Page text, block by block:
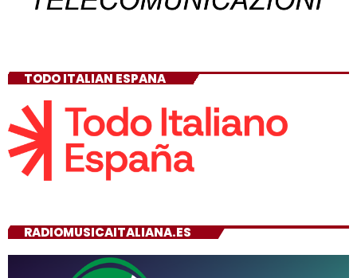
TODO ITALIAN ESPANA
RADIOMUSICAITALIANA.ES